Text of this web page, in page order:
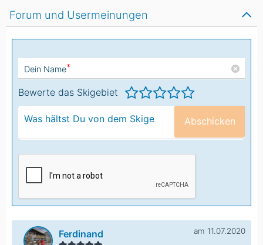
Forum und Usermeinungen
Dein Name*
Bewerte das Skigebiet
Abschicken
Ferdinand am 11.07.2020